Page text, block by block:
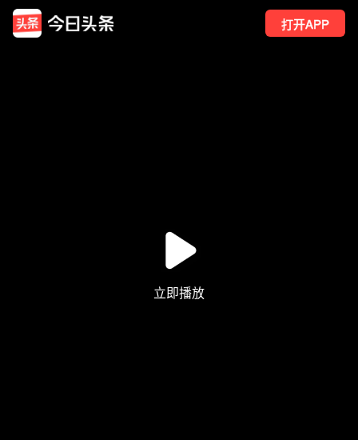
打开APP